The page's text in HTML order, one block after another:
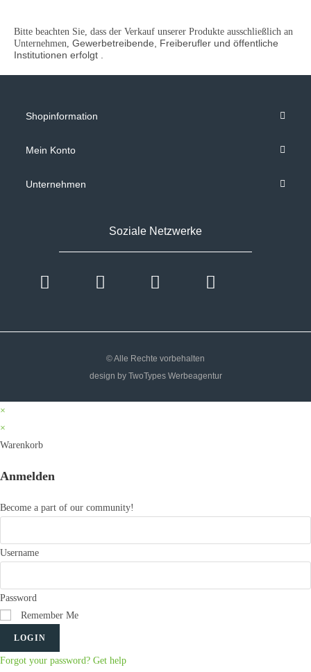
Bitte beachten Sie, dass der Verkauf unserer Produkte ausschließlich an
Unternehmen, Gewerbetreibende, Freiberufler und öffentliche
Institutionen erfolgt .
Shopinformation
Mein Konto
Unternehmen
Soziale Netzwerke
© Alle Rechte vorbehalten
design by TwoTypes Werbeagentur
×
×
Warenkorb
Anmelden
Become a part of our community!
Username
Password
Remember Me
LOGIN
Forgot your password? Get help